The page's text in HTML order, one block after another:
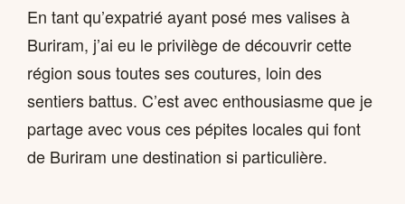
En tant qu’expatrié ayant posé mes valises à
Buriram, j’ai eu le privilège de découvrir cette
région sous toutes ses coutures, loin des
sentiers battus. C’est avec enthousiasme que je
partage avec vous ces pépites locales qui font
de Buriram une destination si particulière.